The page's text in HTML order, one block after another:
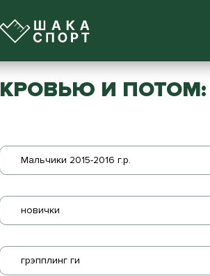
КРОВЬЮ И ПОТОМ:
Мальчики 2015-2016 г.р.
новички
грэпплинг ги